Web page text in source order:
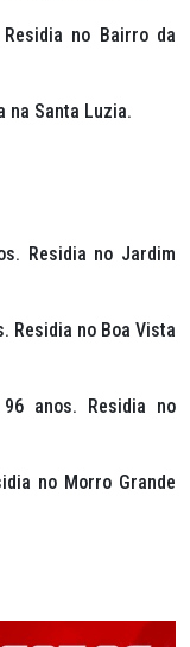
no Bairro da
na Santa Luzia.
Residia no Jardim
Residia no Boa Vista
anos. Residia no
no Morro Grande